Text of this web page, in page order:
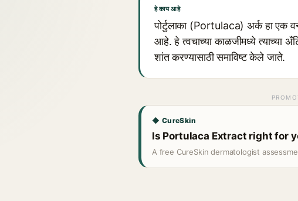
हे काय आहे
पोर्टुलाका (Portulaca) अर्क हा एक
आहे. हे त्वचाच्या काळजीमध्ये त्याच्या
शांत करण्यासाठी समाविष्ट केले जाते.
◆ CureSkin
Is Portulaca Extract right for
A free CureSkin dermatologist